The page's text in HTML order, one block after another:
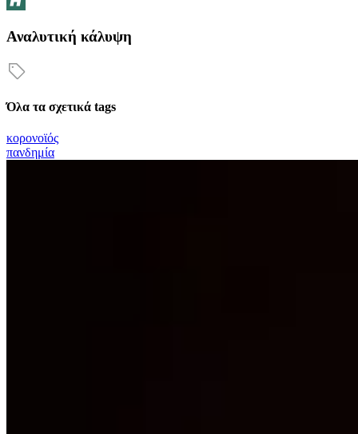
Αναλυτική κάλυψη
Όλα τα σχετικά tags
κορονοϊός
πανδημία